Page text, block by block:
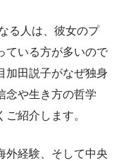
る人は、彼女のプ
ている方が多いので
加田説子がなぜ独身
念や生き方の哲学
紹介します。
外経験、そして中央